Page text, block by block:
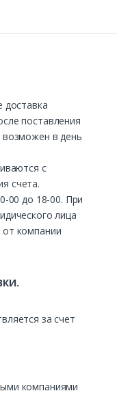
доставка
поставления
возможен в день
с
счета.
00 до 18-00. При
лица
компании
за счет
компаниями